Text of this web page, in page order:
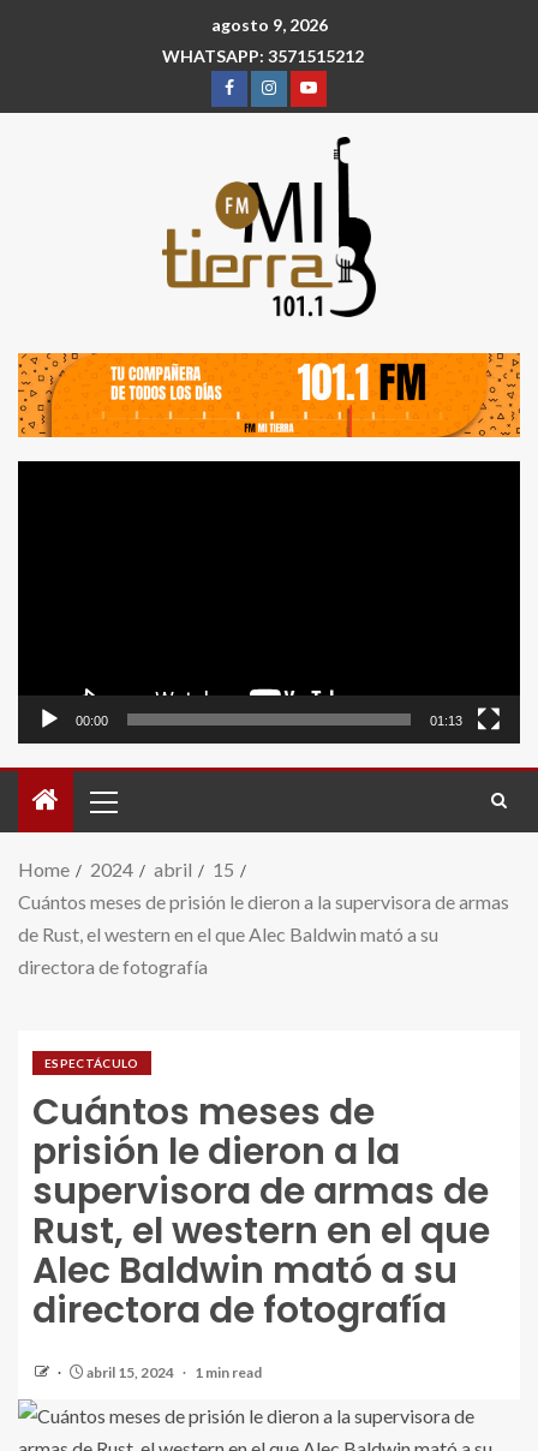
agosto 9, 2026
WHATSAPP: 3571515212
00:00 01:13
Home 2024 abril
15
Cuántos meses de prisión le dieron a la supervisora de armas
de Rust, el western en el que Alec Baldwin mató a su
directora de fotografía
ESPECTÁCULO
Cuántos meses de
prisión le dieron a la
supervisora de armas de
Rust, el western en el que
Alec Baldwin mató a su
directora de fotografía
abril 15, 2024 1 min read